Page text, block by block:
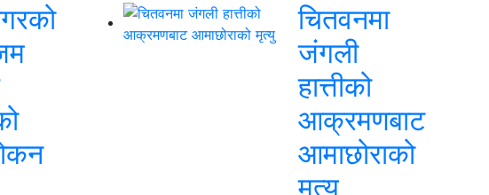
चितवनमा
जंगली
हात्तीको
आक्रमणबाट
आमाछोराको
मृत्यु